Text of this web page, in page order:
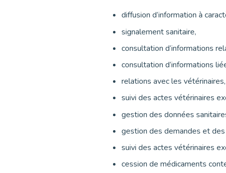
diffusion d’information à
signalement sanitaire,
consultation d’informations
consultation d’informations
relations avec les
suivi des actes vétérinaires
gestion des données
gestion des demandes et
suivi des actes vétérinaires
cession de médicaments